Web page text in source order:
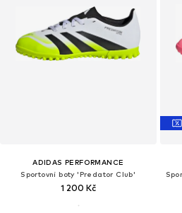
ADIDAS PERFORMANCE
Sportovní boty 'Predator Club'
1 200 Kč